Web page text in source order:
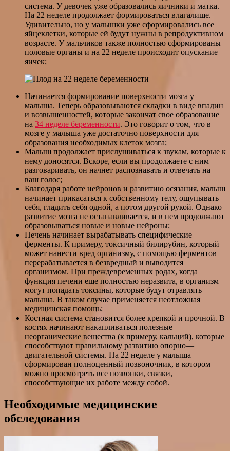
система. У девочек уже образовались яичники и матка.
На 22 неделе продолжает формироваться влагалище.
Удивительно, но у малышки уже сформировались все
яйцеклетки, которые ей будут нужны в репродуктивном
возрасте. У мальчиков также полностью сформированы
половые органы и на 22 неделе происходит опускание
яичек;
Начинается формирование поверхности мозга у
малыша. Теперь образовываются складки в виде впадин
и возвышенностей, которые закончат свое образование
на 34 неделе беременности. Это говорит о том, что в
мозге у малыша уже достаточно поверхности для
образования необходимых клеток мозга;
Малыш продолжает прислушиваться к звукам, которые к
нему доносятся. Вскоре, если вы продолжаете с ним
разговаривать, он начнет распознавать и отвечать на
ваш голос;
Благодаря работе нейронов и развитию осязания, малыш
начинает прикасаться к собственному телу, ощупывать
себя, гладить себя одной, а потом другой рукой. Однако
развитие мозга не останавливается, и в нем продолжают
образовываться новые и новые нейроны;
Печень начинает вырабатывать специфические
ферменты. К примеру, токсичный билирубин, который
может нанести вред организму, с помощью ферментов
перерабатывается в безвредный и выводится
организмом. При преждевременных родах, когда
функция печени еще полностью неразвита, в организм
могут попадать токсины, которые будут отравлять
малыша. В таком случае применяется неотложная
медицинская помощь;
Костная система становится более крепкой и прочной. В
костях начинают накапливаться полезные
неорганические вещества (к примеру, кальций), которые
способствуют правильному развитию опорно—
двигательной системы. На 22 неделе у малыша
сформирован полноценный позвоночник, в котором
можно просмотреть все позвонки, связки,
способствующие их работе между собой.
Необходимые медицинские
обследования